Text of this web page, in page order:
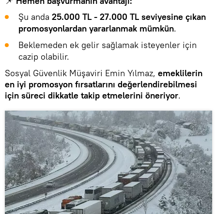
Şu anda 25.000 TL - 27.000 TL seviyesine çıkan
promosyonlardan yararlanmak mümkün.
Beklemeden ek gelir sağlamak isteyenler için
cazip olabilir.
Sosyal Güvenlik Müşaviri Emin Yılmaz, emeklilerin
en iyi promosyon fırsatlarını değerlendirebilmesi
için süreci dikkatle takip etmelerini öneriyor.